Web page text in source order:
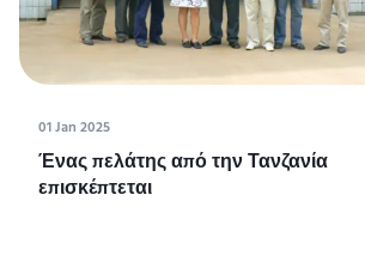
01 Jan 2025
Ένας πελάτης από την Τανζανία
επισκέπτεται